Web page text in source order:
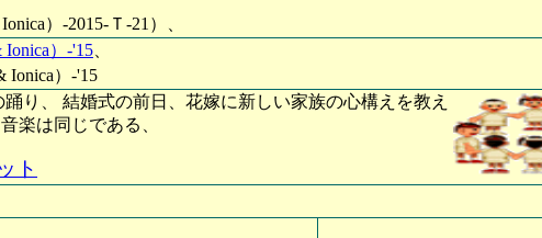
）-2015-Ｔ-21）、
）-'15
Ionica）-'15
踊り、 結婚式の前日、花嫁に新しい家族の心構えを教え
楽は同じである、
ト